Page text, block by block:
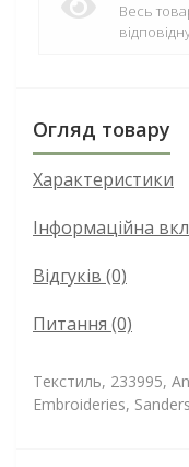
Весь
Огляд товару
Характеристики
Інформаційна
Відгуків (0)
Питання (0)
Текстиль, 233995,
Embroideries,